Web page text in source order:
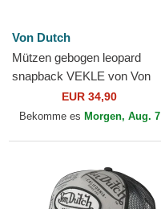
Von Dutch
Mützen gebogen leopard
snapback VEKLE von Von
EUR 34,90
Bekomme es Morgen, Aug. 7